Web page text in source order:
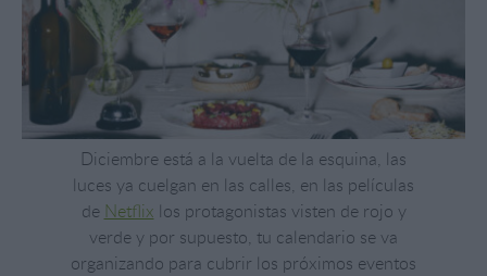
Diciembre está a la vuelta de la esquina, las
luces ya cuelgan en las calles, en las películas
de Netflix los protagonistas visten de rojo y
verde y por supuesto, tu calendario se va
organizando para cubrir los próximos eventos